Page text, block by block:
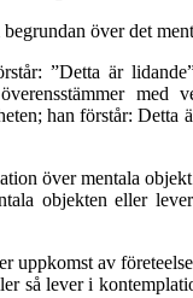
över det
”Detta är
med
han förstår:
över mentala
objekten eller
uppkomst av
så lever i